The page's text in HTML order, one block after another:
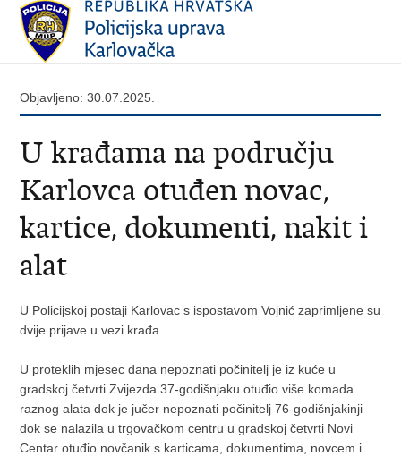
Objavljeno: 30.07.2025.
U krađama na području
Karlovca otuđen novac,
kartice, dokumenti, nakit i
alat
U Policijskoj postaji Karlovac s ispostavom Vojnić zaprimljene su
dvije prijave u vezi krađa.
U proteklih mjesec dana nepoznati počinitelj je iz kuće u
gradskoj četvrti Zvijezda 37-godišnjaku otuđio više komada
raznog alata dok je jučer nepoznati počinitelj 76-godišnjakinji
dok se nalazila u trgovačkom centru u gradskoj četvrti Novi
Centar otuđio novčanik s karticama, dokumentima, novcem i